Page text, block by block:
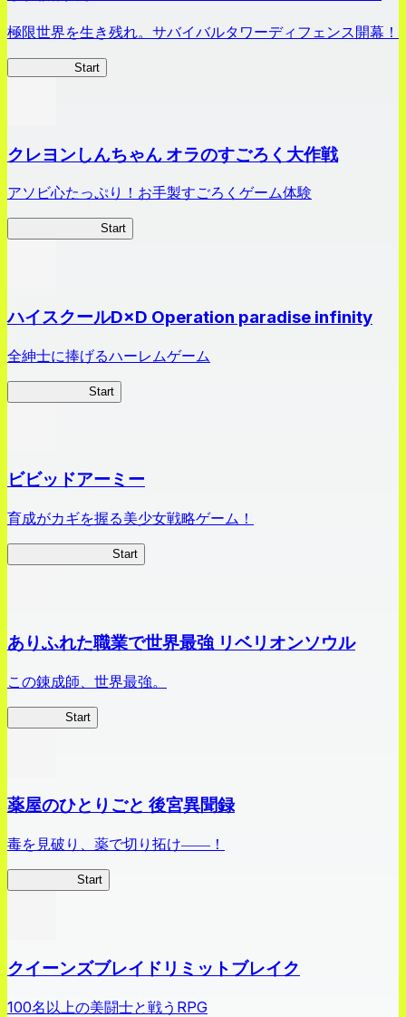
極限世界を生き残れ。サバイバルタワーディフェンス開幕！
Start
クレヨンしんちゃん オラのすごろく大作戦
アソビ心たっぷり！お手製すごろくゲーム体験
Start
ハイスクールD×D Operation paradise infinity
全紳士に捧げるハーレムゲーム
Start
ビビッドアーミー
育成がカギを握る美少女戦略ゲーム！
Start
ありふれた職業で世界最強 リベリオンソウル
この錬成師、世界最強。
Start
薬屋のひとりごと 後宮異聞録
毒を見破り、薬で切り拓け――！
Start
クイーンズブレイドリミットブレイク
100名以上の美闘士と戦うRPG